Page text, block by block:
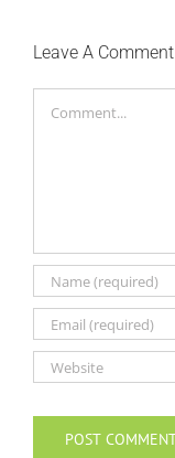
Leave A Comment